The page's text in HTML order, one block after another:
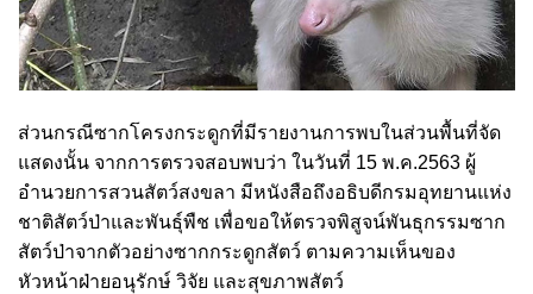
ส่วนกรณีซากโครงกระดูกที่มีรายงานการพบในส่วนพื้นที่จัด
แสดงนั้น จากการตรวจสอบพบว่า ในวันที่ 15 พ.ค.2563 ผู้
อำนวยการสวนสัตว์สงขลา มีหนังสือถึงอธิบดีกรมอุทยานแห่ง
ชาติสัตว์ป่าและพันธุ์พืช เพื่อขอให้ตรวจพิสูจน์พันธุกรรมซาก
สัตว์ป่าจากตัวอย่างซากกระดูกสัตว์ ตามความเห็นของ
หัวหน้าฝ่ายอนุรักษ์ วิจัย และสุขภาพสัตว์